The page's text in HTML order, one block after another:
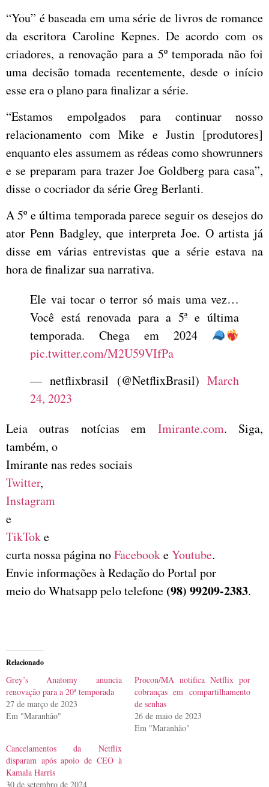
“You” é baseada em uma série de livros de romance
da escritora Caroline Kepnes. De acordo com os
criadores, a renovação para a 5º temporada não foi
uma decisão tomada recentemente, desde o início
esse era o plano para finalizar a série.
“Estamos empolgados para continuar nosso
relacionamento com Mike e Justin [produtores]
enquanto eles assumem as rédeas como showrunners
e se preparam para trazer Joe Goldberg para casa”,
disse o cocriador da série Greg Berlanti.
A 5º e última temporada parece seguir os desejos do
ator Penn Badgley, que interpreta Joe. O artista já
disse em várias entrevistas que a série estava na
hora de finalizar sua narrativa.
Ele vai tocar o terror só mais uma vez…
Você está renovada para a 5ª e última
temporada. Chega em 2024
pic.twitter.com/M2U59VIfPa
— netflixbrasil (@NetflixBrasil) March
24, 2023
Leia outras notícias em Imirante.com. Siga,
também, o
Imirante nas redes sociais
Twitter,
Instagram
e
TikToke
curta nossa página noFacebookeYoutube.
Envie informações à Redação do Portal por
meio do Whatsapp pelo telefone (98) 99209-2383.
Relacionado
Grey’s Anatomy anuncia
renovação para a 20ª temporada
27 de março de 2023
Em "Maranhão"
Procon/MA notifica Netflix por
cobranças em compartilhamento
de senhas
26 de maio de 2023
Em "Maranhão"
Cancelamentos da Netflix
disparam após apoio de CEO à
Kamala Harris
30 de setembro de 2024